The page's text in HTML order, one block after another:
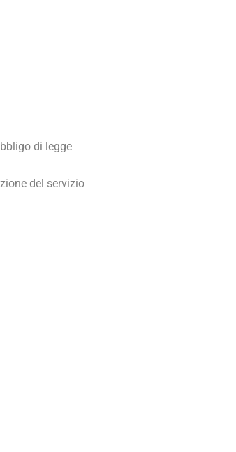
di legge
del servizio